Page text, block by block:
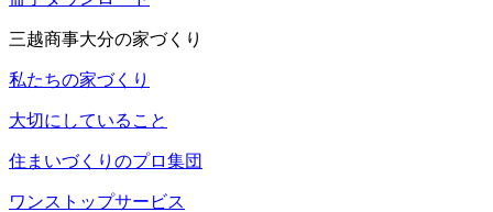
三越商事大分の家づくり
私たちの家づくり
大切にしていること
住まいづくりのプロ集団
ワンストップサービス